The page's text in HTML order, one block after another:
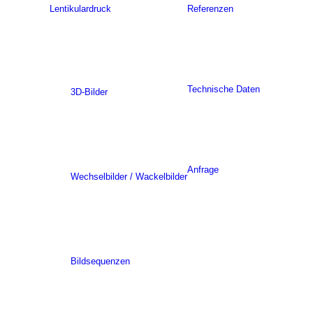
Lentikulardruck
3D-Bilder
Wechselbilder / Wackelbilder
Bildsequenzen
Referenzen
Technische Daten
Anfrage